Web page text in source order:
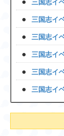
三国志イ
三国志イ
三国志イ
三国志イ
三国志イ